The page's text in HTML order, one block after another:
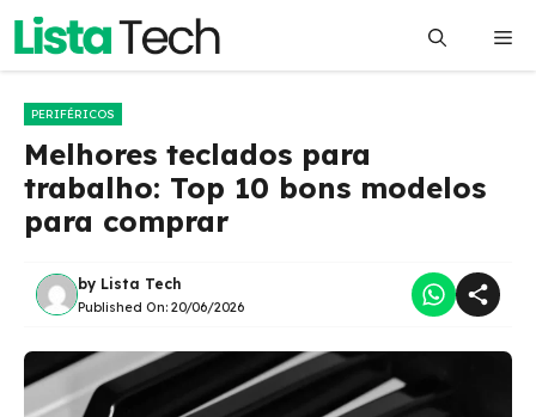
Pular
o
PERIFÉRICOS
Melhores teclados para
trabalho: Top 10 bons modelos
para comprar
by Lista Tech
Published On: 20/06/2026